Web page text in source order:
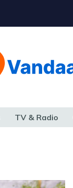
TV & Radio